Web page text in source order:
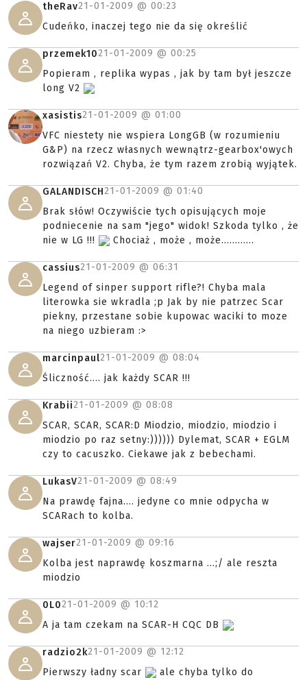
theRav21-01-2009 @ 00:23
Cudeńko, inaczej tego nie da się określić
przemek1021-01-2009 @ 00:25
Popieram , replika wypas , jak by tam był jeszcze
long V2
xasistis21-01-2009 @ 01:00
VFC niestety nie wspiera LongGB (w rozumieniu
G&P) na rzecz własnych wewnątrz-gearbox'owych
rozwiązań V2. Chyba, że tym razem zrobią wyjątek.
GALANDISCH21-01-2009 @ 01:40
Brak słów! Oczywiście tych opisujących moje
podniecenie na sam "jego" widok! Szkoda tylko , że
nie w LG !!!
Chociaż , może , może............
cassius21-01-2009 @ 06:31
Legend of sinper support rifle?! Chyba mala
literowka sie wkradla ;p Jak by nie patrzec Scar
piekny, przestane sobie kupowac waciki to moze
na niego uzbieram :>
marcinpaul21-01-2009 @ 08:04
Śliczność.... jak każdy SCAR !!!
Krabii21-01-2009 @ 08:08
SCAR, SCAR, SCAR:D Miodzio, miodzio, miodzio i
miodzio po raz setny:)))))) Dylemat, SCAR + EGLM
czy to cacuszko. Ciekawe jak z bebechami.
LukasV21-01-2009 @ 08:49
Na prawdę fajna.... jedyne co mnie odpycha w
SCARach to kolba.
wajser21-01-2009 @ 09:16
Kolba jest naprawdę koszmarna ...;/ ale reszta
miodzio
0L021-01-2009 @ 10:12
A ja tam czekam na SCAR-H CQC DB
radzio2k21-01-2009 @ 12:12
Pierwszy ładny scar
ale chyba tylko do